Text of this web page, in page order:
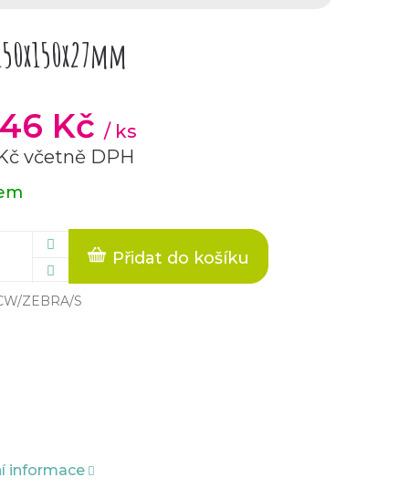
Kč / ks
včetně DPH
Přidat do košíku
ZEBRA/S
informace